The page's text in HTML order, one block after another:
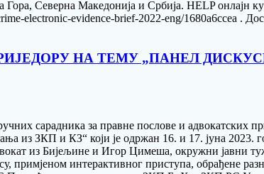
Северна Македонија и Србија. HELP онлајн
electronic-evidence-brief-2022-eng/1680a6ccea .
НА ТЕМУ „ПАНЕЛ
сарадника за правне послове и aдвокатских
из ЗКП и КЗ“ који је одржан 16. и 17. јуна 2023.
из Бијељине и Игор Цимеша, окружни јавни
примјеном интерактивног приступа, обрађене